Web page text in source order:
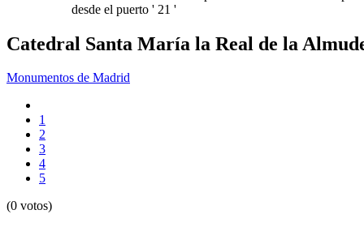
desde el puerto ' 21 '
Catedral Santa María la Real de la
Monumentos de Madrid
1
2
3
4
5
(0 votos)